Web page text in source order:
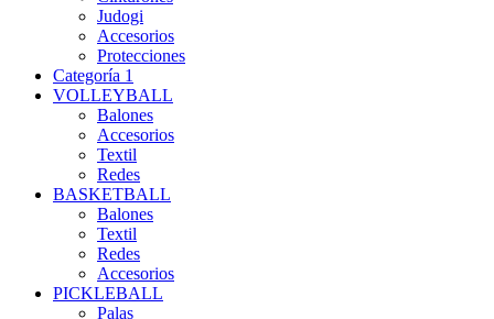
Judogi
Accesorios
Protecciones
Categoría 1
VOLLEYBALL
Balones
Accesorios
Textil
Redes
BASKETBALL
Balones
Textil
Redes
Accesorios
PICKLEBALL
Palas